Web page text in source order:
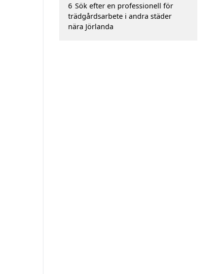
6 Sök efter en professionell för
trädgårdsarbete i andra städer
nära Jörlanda